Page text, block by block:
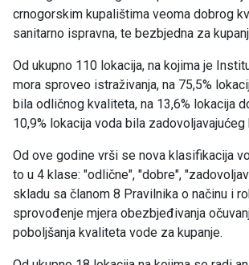
crnogorskim kupalištima veoma dobrog
sanitarno ispravna, te bezbjedna za
Od ukupno 110 lokacija, na kojima je
mora sproveo istraživanja, na 75,5%
bila odličnog kvaliteta, na 13,6% lokacija
10,9% lokacija voda bila zadovoljavajućeg
Od ove godine vrši se nova klasifikacija
to u 4 klase: "odlične", "dobre",
skladu sa članom 8 Pravilnika o načinu i
sprovođenje mjera obezbjeđivanja
poboljšanja kvaliteta vode za kupanje.